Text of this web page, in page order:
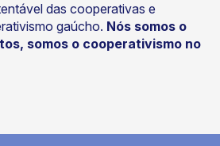
das cooperativas e
gaúcho. Nós somos o
somos o cooperativismo no